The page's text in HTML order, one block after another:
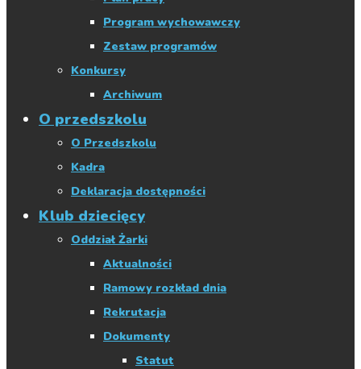
Program wychowawczy
Zestaw programów
Konkursy
Archiwum
O przedszkolu
O Przedszkolu
Kadra
Deklaracja dostępności
Klub dziecięcy
Oddział Żarki
Aktualności
Ramowy rozkład dnia
Rekrutacja
Dokumenty
Statut